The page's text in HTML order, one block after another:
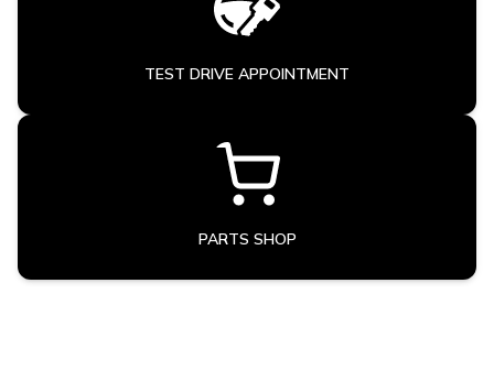
TEST DRIVE APPOINTMENT
PARTS SHOP